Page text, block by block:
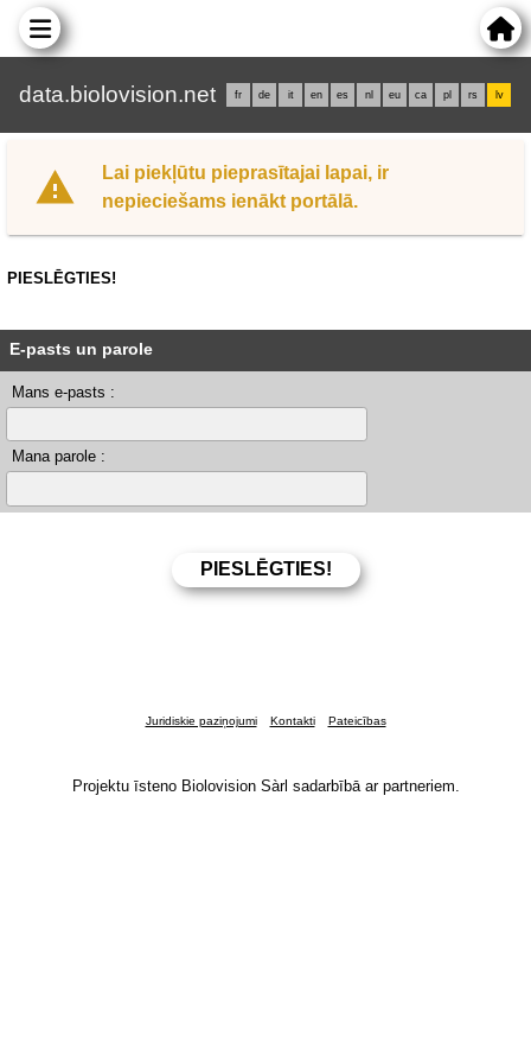
data.biolovision.net fr de it en es nl eu ca pl rs lv
Lai piekļūtu pieprasītajai lapai, ir
nepieciešams ienākt portālā.
PIESLĒGTIES!
E-pasts un parole
Mans e-pasts :
Mana parole :
Juridiskie paziņojumi Kontakti Pateicības
Projektu īsteno Biolovision Sàrl sadarbībā ar partneriem.